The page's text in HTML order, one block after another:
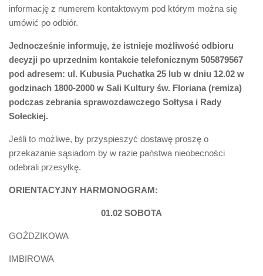
informację z numerem kontaktowym pod którym można się
umówić po odbiór.
Jednocześnie informuję, że istnieje możliwość odbioru
decyzji po uprzednim kontakcie telefonicznym 505879567
pod adresem: ul. Kubusia Puchatka 25 lub w dniu 12.02 w
godzinach 1800-2000 w Sali Kultury św. Floriana (remiza)
podczas zebrania sprawozdawczego Sołtysa i Rady
Sołeckiej.
Jeśli to możliwe, by przyspieszyć dostawę proszę o
przekazanie sąsiadom by w razie państwa nieobecności
odebrali przesyłkę.
ORIENTACYJNY HARMONOGRAM:
01.02 SOBOTA
GOŹDZIKOWA
IMBIROWA